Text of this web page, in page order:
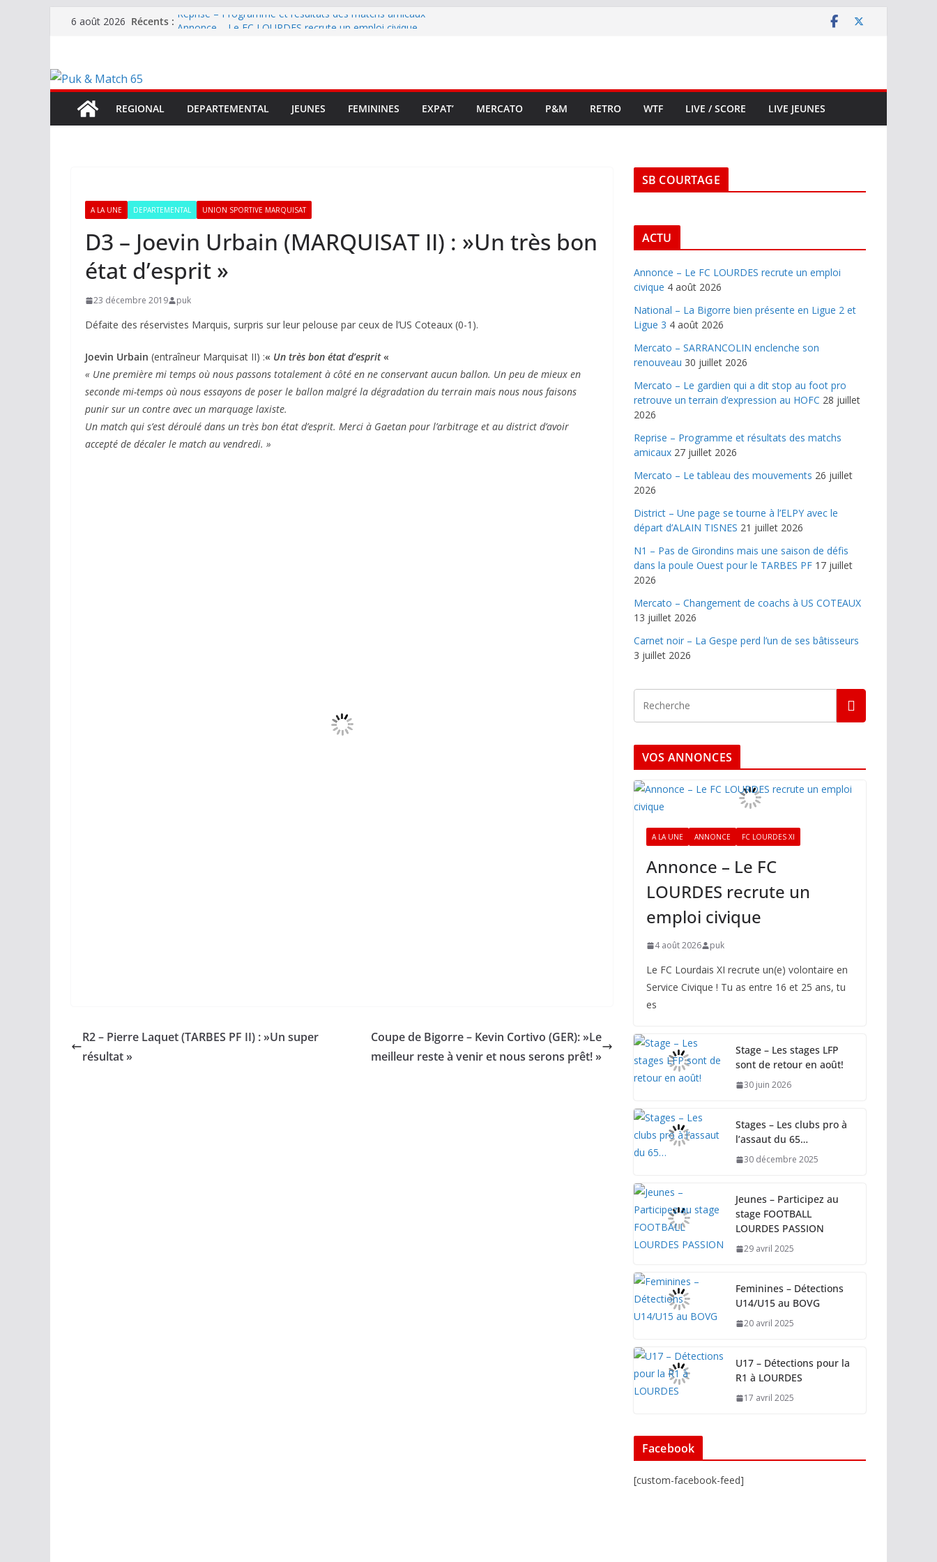
Passer6 août 2026 Récents : Reprise – Programme et résultats des matchs amicaux
terrain d’expression au HOFC
REGIONAL
DEPARTEMENTAL JEUNES FEMININES EXPAT’ MERCATO P&M RETRO WTF LIVE / SCORE LIVE JEUNES
A LA UNE DEPARTEMENTAL UNION SPORTIVE MARQUISAT
D3 – Joevin Urbain (MARQUISAT II) : »Un très bon
état d’esprit »
23 décembre 2019 puk
Défaite des réservistes Marquis, surpris sur leur pelouse par ceux de l’US Coteaux (0-1).
Joevin Urbain (entraîneur Marquisat II) :« Un très bon état d’esprit«
« Une première mi temps où nous passons totalement à côté en ne conservant aucun ballon. Un peu de mieux en
seconde mi-temps où nous essayons de poser le ballon malgré la dégradation du terrain mais nous nous faisons
punir sur un contre avec un marquage laxiste.
Un match qui s’est déroulé dans un très bon état d’esprit. Merci à Gaetan pour l’arbitrage et au district d’avoir
accepté de décaler le match au vendredi. »
R2 – Pierre Laquet (TARBES PF II) : »Un super
résultat »
Coupe de Bigorre – Kevin Cortivo (GER): »Le
meilleur reste à venir et nous serons prêt! »
SB COURTAGE
ACTU
Annonce – Le FC LOURDES recrute un emploi
civique 4 août 2026
National – La Bigorre bien présente en Ligue 2 et
Ligue 3 4 août 2026
Mercato – SARRANCOLIN enclenche son
renouveau 30 juillet 2026
Mercato – Le gardien qui a dit stop au foot pro
retrouve un terrain d’expression au HOFC 28 juillet
2026
Reprise – Programme et résultats des matchs
amicaux 27 juillet 2026
Mercato – Le tableau des mouvements 26 juillet
2026
District – Une page se tourne à l’ELPY avec le
départ d’ALAIN TISNES 21 juillet 2026
N1 – Pas de Girondins mais une saison de défis
dans la poule Ouest pour le TARBES PF 17 juillet
2026
Mercato – Changement de coachs à US COTEAUX
13 juillet 2026
Carnet noir – La Gespe perd l’un de ses bâtisseurs
3 juillet 2026
VOS ANNONCES
A LA UNE ANNONCE FC LOURDES XI
Annonce – Le FC
LOURDES recrute un
emploi civique
4 août 2026 puk
Le FC Lourdais XI recrute un(e) volontaire en
Service Civique ! Tu as entre 16 et 25 ans, tu
es
Stage – Les stages LFP
sont de retour en août!
30 juin 2026
Stages – Les clubs pro à
l’assaut du 65…
30 décembre 2025
Jeunes – Participez au
stage FOOTBALL
LOURDES PASSION
29 avril 2025
Feminines – Détections
U14/U15 au BOVG
20 avril 2025
U17 – Détections pour la
R1 à LOURDES
17 avril 2025
Facebook
[custom-facebook-feed]